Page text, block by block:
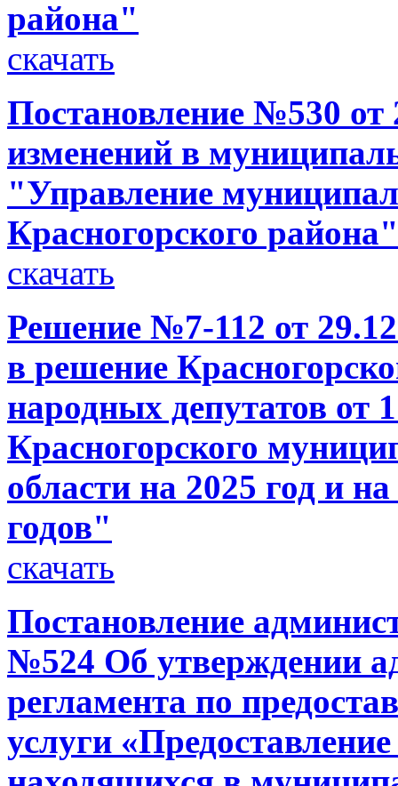
района"
скачать
Постановление №530 от
изменений в
"Управление
Красногорского района"
скачать
Решение №7-112 от
в решение
народных депутатов
Красногорского
области на 2025 год и
годов"
скачать
Постановление
№524 Об утверждении
регламента по
услуги